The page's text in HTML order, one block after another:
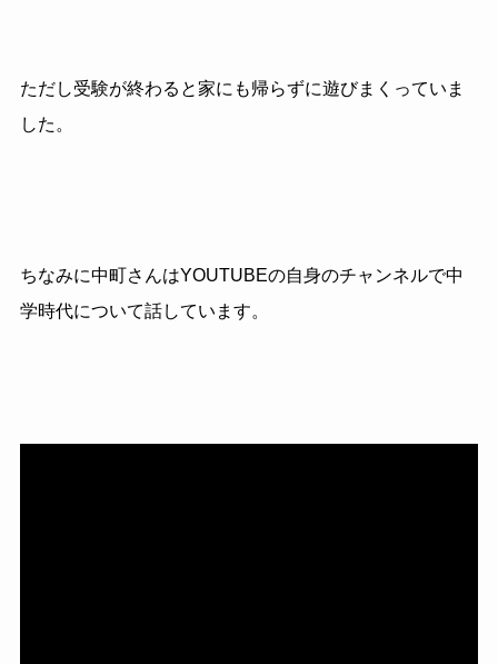
ただし受験が終わると家にも帰らずに遊びまくっていま
した。
ちなみに中町さんはYOUTUBEの自身のチャンネルで中
学時代について話しています。